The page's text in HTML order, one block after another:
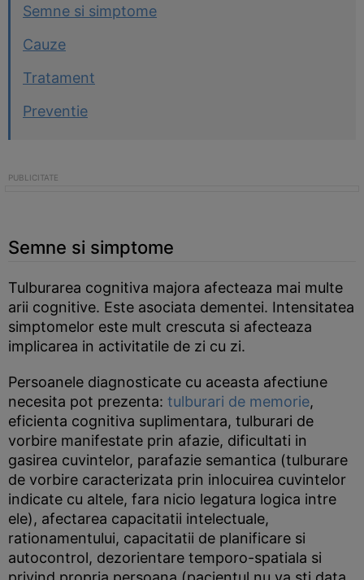
Semne si simptome
Cauze
Tratament
Preventie
Semne si simptome
Tulburarea cognitiva majora afecteaza mai multe
arii cognitive. Este asociata dementei. Intensitatea
simptomelor este mult crescuta si afecteaza
implicarea in activitatile de zi cu zi.
Persoanele diagnosticate cu aceasta afectiune
necesita pot prezenta: tulburari de memorie,
eficienta cognitiva suplimentara, tulburari de
vorbire manifestate prin afazie, dificultati in
gasirea cuvintelor, parafazie semantica (tulburare
de vorbire caracterizata prin inlocuirea cuvintelor
indicate cu altele, fara nicio legatura logica intre
ele), afectarea capacitatii intelectuale,
rationamentului, capacitatii de planificare si
autocontrol, dezorientare temporo-spatiala si